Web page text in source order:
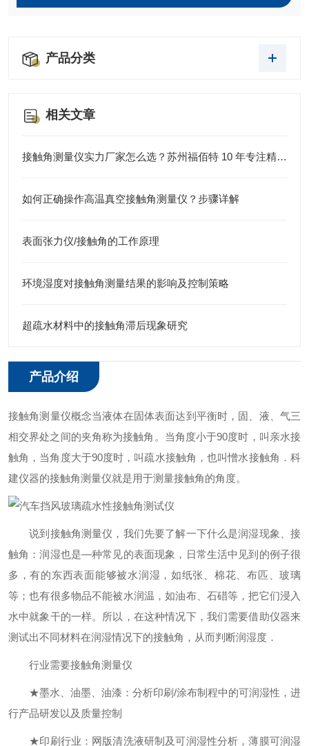
产品分类
相关文章
接触角测量仪实力厂家怎么选？苏州福佰特 10 年专注精密仪器研发生产
如何正确操作高温真空接触角测量仪？步骤详解
表面张力仪/接触角的工作原理
​环境湿度对接触角测量结果的影响及控制策略
超疏水材料中的接触角滞后现象研究
产品介绍
接触角测量仪概念当液体在固体表面达到平衡时，固、液、气三
相交界处之间的夹角称为接触角。当角度小于90度时，叫亲水接
触角，当角度大于90度时，叫疏水接触角，也叫憎水接触角．科
建仪器的接触角测量仪就是用于测量接触角的角度。
说到接触角测量仪，我们先要了解一下什么是润湿现象、接
触角：润湿也是—种常见的表面现象，日常生活中见到的例子很
多，有的东西表面能够被水润湿，如纸张、棉花、布匹、玻璃
等；也有很多物品不能被水润温，如油布、石碏等，把它们浸入
水中就象干的一样。所以，在这种情况下，我们需要借助仪器来
测试出不同材料在润湿情况下的接触角，从而判断润湿度．
行业需要接触角测量仪
★墨水、油墨、油漆：分析印刷/涂布制程中的可润湿性，进
行产品研发以及质量控制
★印刷行业：网版清洗液研制及可润湿性分析，薄膜可润湿